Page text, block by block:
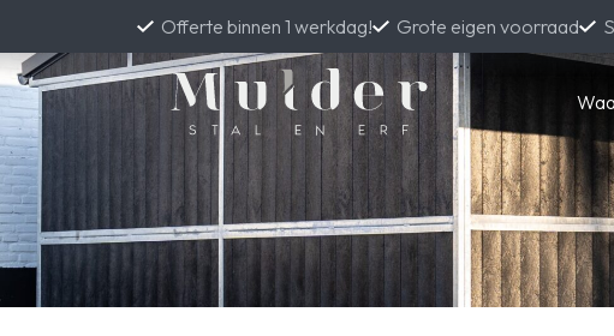
Offerte binnen 1 werkdag! Grote eigen voorraad